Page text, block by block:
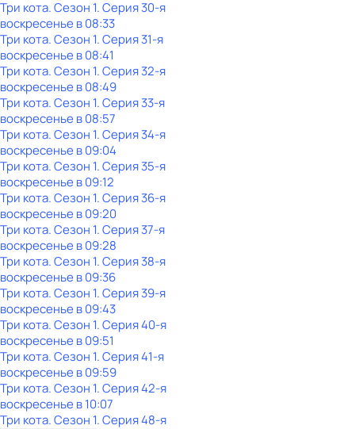
Три кота. Сезон 1. Серия 30-я
воскресенье в08:33
Три кота. Сезон 1. Серия 31-я
воскресенье в08:41
Три кота. Сезон 1. Серия 32-я
воскресенье в08:49
Три кота. Сезон 1. Серия 33-я
воскресенье в08:57
Три кота. Сезон 1. Серия 34-я
воскресенье в09:04
Три кота. Сезон 1. Серия 35-я
воскресенье в09:12
Три кота. Сезон 1. Серия 36-я
воскресенье в09:20
Три кота. Сезон 1. Серия 37-я
воскресенье в09:28
Три кота. Сезон 1. Серия 38-я
воскресенье в09:36
Три кота. Сезон 1. Серия 39-я
воскресенье в09:43
Три кота. Сезон 1. Серия 40-я
воскресенье в09:51
Три кота. Сезон 1. Серия 41-я
воскресенье в09:59
Три кота. Сезон 1. Серия 42-я
воскресенье в10:07
Три кота. Сезон 1. Серия 48-я